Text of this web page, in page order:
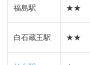
福島駅 ★★
白石蔵王駅 ★★